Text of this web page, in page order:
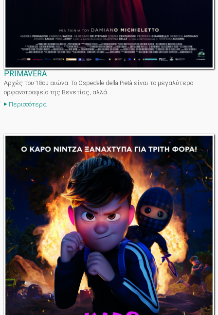
PRIMAVERA
Αρχές του 18ου αιώνα. Το Ospedale della Pietà είναι το μεγαλύτερο
ορφανοτροφείο της Βενετίας, αλλά ...
Περισσότερα